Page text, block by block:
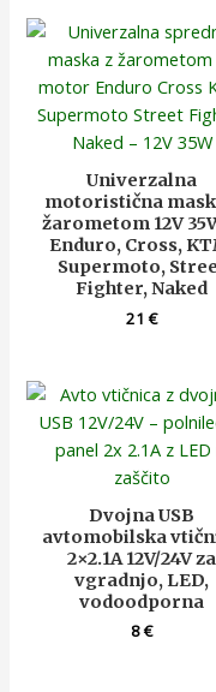
Univerzalna
motoristična
žarometom 12V
Enduro, Cross,
Supermoto,
Fighter, Naked
21€
Dvojna USB
avtomobilska
2×2.1A 12V/24V za
vgradnjo, LED,
vodoodporna
8€